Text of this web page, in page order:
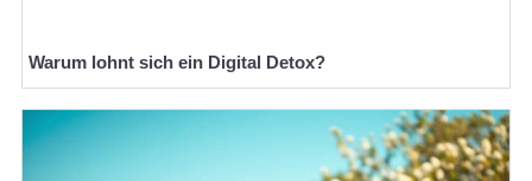
Warum lohnt sich ein Digital Detox?